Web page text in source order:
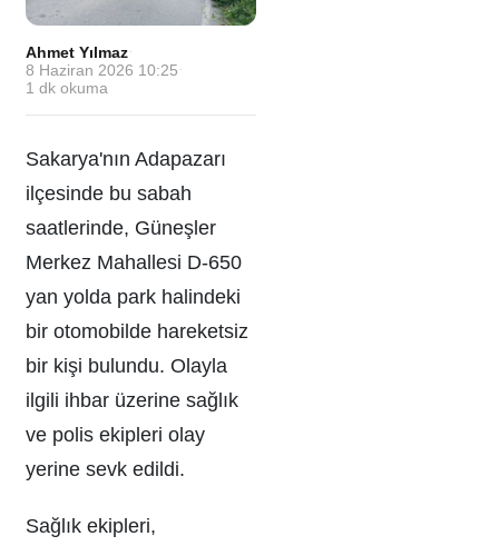
Ahmet Yılmaz·
8 Haziran 2026 10:25 ·
1 dk okuma
Sakarya'nın Adapazarı
ilçesinde bu sabah
saatlerinde, Güneşler
Merkez Mahallesi D-650
yan yolda park halindeki
bir otomobilde hareketsiz
bir kişi bulundu. Olayla
ilgili ihbar üzerine sağlık
ve polis ekipleri olay
yerine sevk edildi.
Sağlık ekipleri,